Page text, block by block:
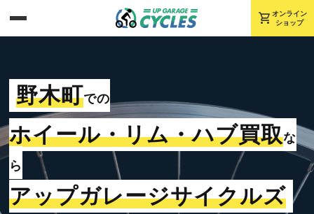
shopping_cart オンライン
ショップ
野木町での
ホイール・リム・ハブ買取な
ら
アップガレージサイクルズ